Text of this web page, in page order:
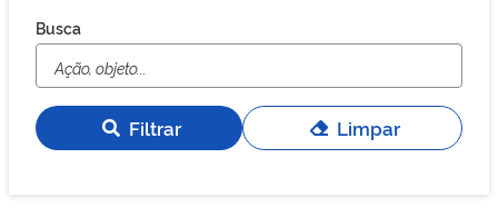
Busca
Filtrar Limpar